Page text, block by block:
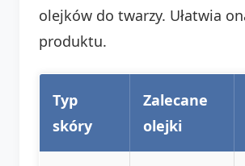
olejków do twarzy. Ułatwia
produktu.
Typ
skóry
Zalecane
olejki